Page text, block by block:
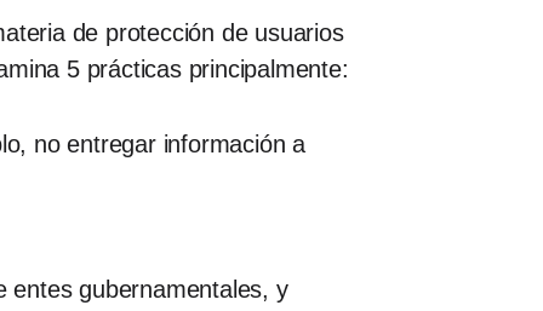
de protección de usuarios
5 prácticas principalmente:
no entregar información a
entes gubernamentales, y